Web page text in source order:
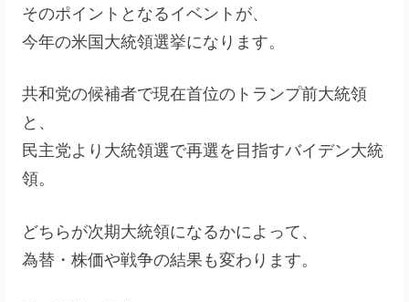
そのポイントとなるイベントが、
今年の米国大統領選挙になります。
共和党の候補者で現在首位のトランプ前大統領
と、
民主党より大統領選で再選を目指すバイデン大統
領。
どちらが次期大統領になるかによって、
為替・株価や戦争の結果も変わります。